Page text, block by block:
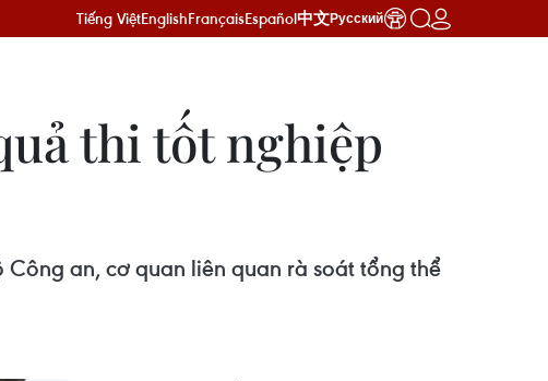
Tiếng ViệtEnglishFrançaisEspañol中文Русский
thi tốt nghiệp
an, cơ quan liên quan rà soát tổng thể